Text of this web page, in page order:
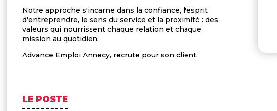
Notre approche s'incarne dans la confiance, l'esprit
d'entreprendre, le sens du service et la proximité : des
valeurs qui nourrissent chaque relation et chaque
mission au quotidien.
Advance Emploi Annecy, recrute pour son client.
LE POSTE